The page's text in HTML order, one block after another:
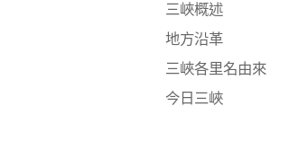
三峽概述
地方沿革
三峽各里名由來
今日三峽